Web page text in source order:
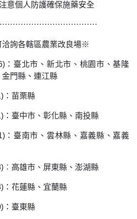
意個人防護確保施藥安全
詢各轄區農業改良場※
：臺北市、新北市、桃園市、基隆
門縣、連江縣
：苗栗縣
臺中市、彰化縣、南投縣
：臺南市、雲林縣、嘉義縣、嘉義
高雄市、屏東縣、澎湖縣
花蓮縣、宜蘭縣
：臺東縣